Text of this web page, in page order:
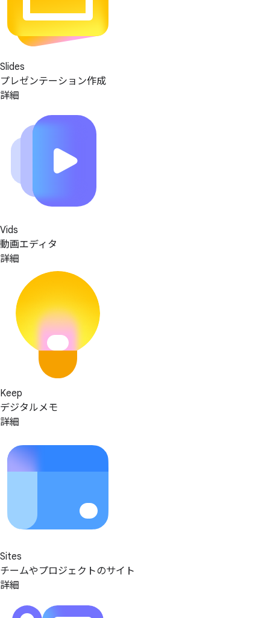
Slides
プレゼンテーション作成
詳細
Vids
動画エディタ
詳細
Keep
デジタルメモ
詳細
Sites
チームやプロジェクトのサイト
詳細